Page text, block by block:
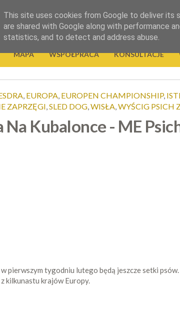
Obiektywu.
MAPA WSPÓŁPRACA KONSULTACJE
, EUROPA, EUROPEN CHAMPIONSHIP,
ZAPRZĘGI,SLED DOG,WISŁA,WYŚCIG PSICH
Na Kubalonce - ME
pierwszym tygodniu lutego będą jeszcze setki
kilkunastu krajów Europy.
This site uses cookies from Google to deliver its
are shared with Google along with performance
statistics, and to detect and address abuse.